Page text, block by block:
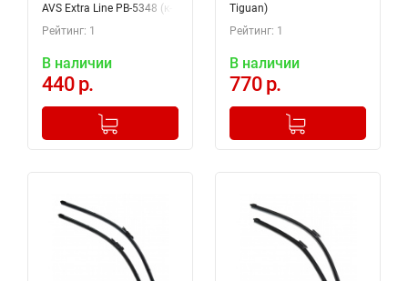
AVS Extra Line PB-5348 (к-
т) 80397
Рейтинг: 1
В наличии
440 р.
+
Добавлено в корзину
Tiguan)
Рейтинг: 1
В наличии
770 р.
+
Добавлено в корзину